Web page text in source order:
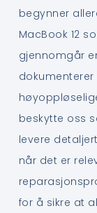
begynner
MacBook 12
gjennomgår
beskytte oss
levere
når det er
for å sikre at